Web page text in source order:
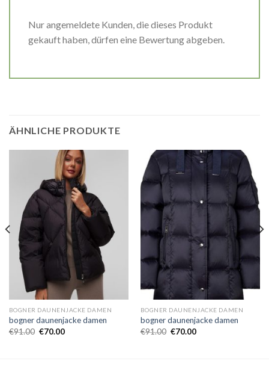
Nur angemeldete Kunden, die dieses Produkt
gekauft haben, dürfen eine Bewertung abgeben.
ÄHNLICHE PRODUKTE
BOGNER DAUNENJACKE DAMEN
bogner daunenjacke damen
€91.00 €70.00
BOGNER DAUNENJACKE DAMEN
bogner daunenjacke damen
€91.00 €70.00